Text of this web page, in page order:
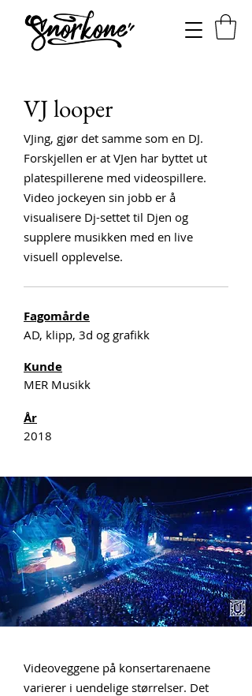
VJ looper
VJing, gjør det samme som en DJ.
Forskjellen er at VJen har byttet ut
platespillerene med videospillere.
Video jockeyen sin jobb er å
visualisere Dj-settet til Djen og
supplere musikken med en live
visuell opplevelse.
Fagomårde
AD, klipp, 3d og grafikk
Kunde
MER Musikk
År
2018
Videoveggene på konsertarenaene
varierer i uendelige størrelser. Det